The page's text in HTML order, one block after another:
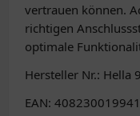
vertrauen können.
richtigen
optimale
Hersteller Nr.: Hella
EAN: